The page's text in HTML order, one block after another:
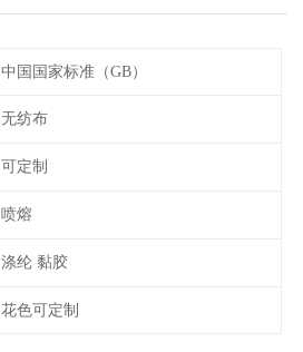
中国国家标准（GB）
无纺布
可定制
喷熔
涤纶 黏胶
花色可定制